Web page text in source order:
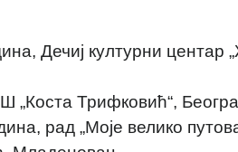
Дечиј културни центар
„Коста Трифковић“,
рад „Моје велико